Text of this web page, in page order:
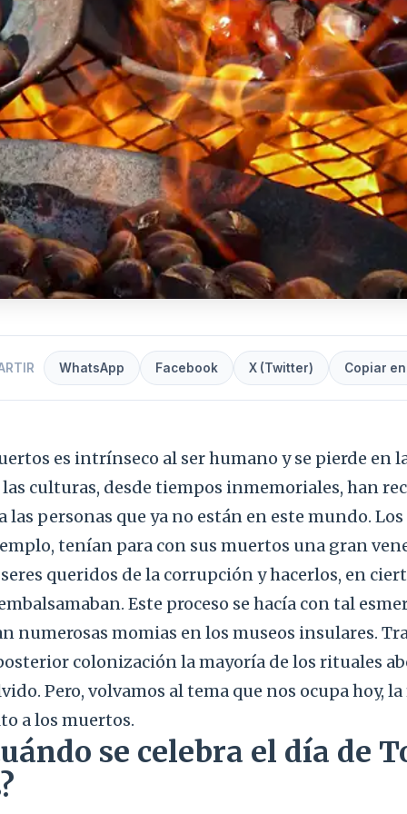
WhatsApp Facebook X (Twitter) Copiar
es intrínseco al ser humano y se pierde en
culturas, desde tiempos inmemoriales, han
las personas que ya no están en este mundo.
tenían para con sus muertos una gran
queridos de la corrupción y hacerlos, en
Este proceso se hacía con tal
numerosas momias en los museos insulares.
colonización la mayoría de los rituales
Pero, volvamos al tema que nos ocupa hoy,
a los muertos.
se celebra el día de